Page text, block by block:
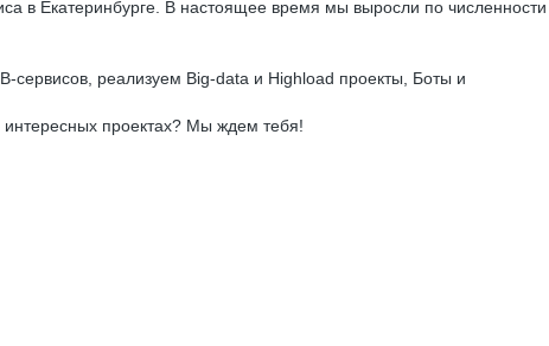
в Екатеринбурге. В настоящее время мы выросли по численности
сервисов, реализуем Big-data и Highload проекты, Боты и
интересных проектах? Мы ждем тебя!